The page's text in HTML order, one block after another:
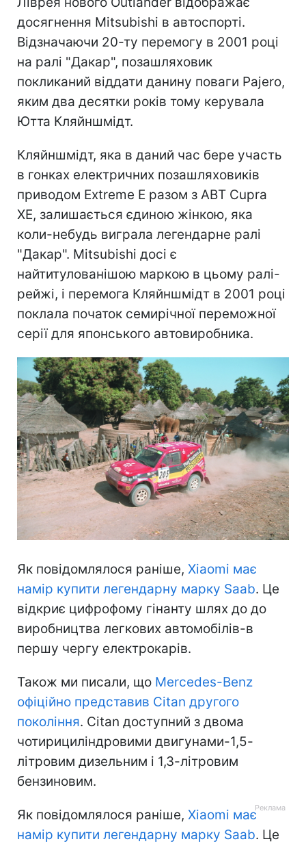
досягнення Mitsubishi в автоспорті.
Відзначаючи 20-ту перемогу в 2001 році
на ралі "Дакар", позашляховик
покликаний віддати данину поваги Pajero,
яким два десятки років тому керувала
Ютта Кляйншмідт.
Кляйншмідт, яка в даний час бере участь
в гонках електричних позашляховиків
приводом Extreme E разом з ABT Cupra
XE, залишається єдиною жінкою, яка
коли-небудь виграла легендарне ралі
"Дакар". Mitsubishi досі є
найтитулованішою маркою в цьому ралі-
рейжі, і перемога Кляйншмідт в 2001 році
поклала початок семирічної переможної
серії для японського автовиробника.
Як повідомлялося раніше, Xiaomi має
намір купити легендарну марку Saab. Це
відкриє цифрофому гінанту шлях до до
виробництва легкових автомобілів-в
першу чергу електрокарів.
Також ми писали, що Mercedes-Benz
офіційно представив Citan другого
покоління. Citan доступний з двома
чотирициліндровими двигунами-1,5-
літровим дизельним і 1,3-літровим
бензиновим.
Як повідомлялося раніше, Xiaomi має
намір купити легендарну марку Saab. Це